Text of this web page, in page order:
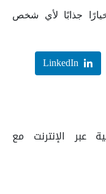
خيارًا جذابًا لأي شخص
LinkedIn
عبر الإنترنت مع